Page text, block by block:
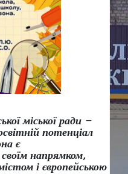
міської ради –
потенціал
є
напрямком,
і європейською